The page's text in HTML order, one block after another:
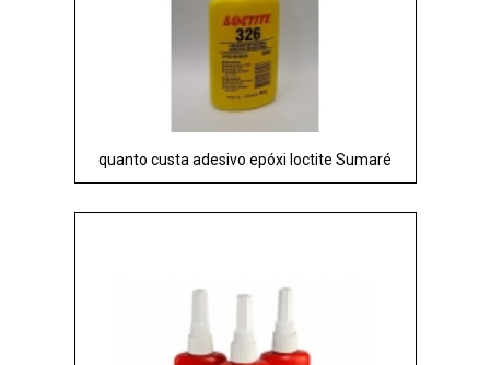
quanto custa adesivo epóxi loctite Sumaré